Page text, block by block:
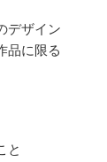
デザイン
品に限る
と